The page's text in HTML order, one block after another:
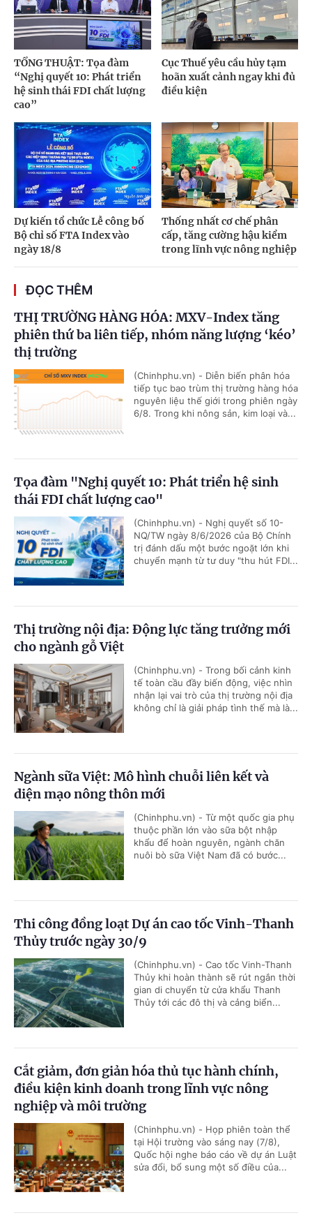
TỔNG THUẬT: Tọa đàm
“Nghị quyết 10: Phát triển
hệ sinh thái FDI chất lượng
cao”
Cục Thuế yêu cầu hủy tạm
hoãn xuất cảnh ngay khi đủ
điều kiện
Dự kiến tổ chức Lễ công bố
Bộ chỉ số FTA Index vào
ngày 18/8
Thống nhất cơ chế phân
cấp, tăng cường hậu kiểm
trong lĩnh vực nông nghiệp
ĐỌC THÊM
THỊ TRƯỜNG HÀNG HÓA: MXV-Index tăng
phiên thứ ba liên tiếp, nhóm năng lượng ‘kéo’
thị trường
(Chinhphu.vn) - Diễn biến phân hóa
tiếp tục bao trùm thị trường hàng hóa
nguyên liệu thế giới trong phiên ngày
6/8. Trong khi nông sản, kim loại và...
Tọa đàm "Nghị quyết 10: Phát triển hệ sinh
thái FDI chất lượng cao"
(Chinhphu.vn) - Nghị quyết số 10-
NQ/TW ngày 8/6/2026 của Bộ Chính
trị đánh dấu một bước ngoặt lớn khi
chuyển mạnh từ tư duy "thu hút FDI...
Thị trường nội địa: Động lực tăng trưởng mới
cho ngành gỗ Việt
(Chinhphu.vn) - Trong bối cảnh kinh
tế toàn cầu đầy biến động, việc nhìn
nhận lại vai trò của thị trường nội địa
không chỉ là giải pháp tình thế mà là...
Ngành sữa Việt: Mô hình chuỗi liên kết và
diện mạo nông thôn mới
(Chinhphu.vn) - Từ một quốc gia phụ
thuộc phần lớn vào sữa bột nhập
khẩu để hoàn nguyên, ngành chăn
nuôi bò sữa Việt Nam đã có bước...
Thi công đồng loạt Dự án cao tốc Vinh-Thanh
Thủy trước ngày 30/9
(Chinhphu.vn) - Cao tốc Vinh-Thanh
Thủy khi hoàn thành sẽ rút ngắn thời
gian di chuyển từ cửa khẩu Thanh
Thủy tới các đô thị và cảng biển...
Cắt giảm, đơn giản hóa thủ tục hành chính,
điều kiện kinh doanh trong lĩnh vực nông
nghiệp và môi trường
(Chinhphu.vn) - Họp phiên toàn thể
tại Hội trường vào sáng nay (7/8),
Quốc hội nghe báo cáo về dự án Luật
sửa đổi, bổ sung một số điều của...